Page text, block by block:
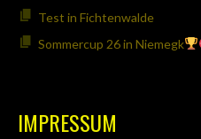
Test in Fichtenwalde
Sommercup 26 in Niemegk
IMPRESSUM